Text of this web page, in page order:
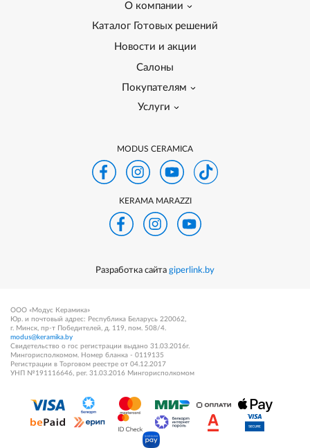
О компании
Каталог Готовых решений
Новости и акции
Салоны
Покупателям
Услуги
MODUS CERAMICA
KERAMA MARAZZI
Разработка сайта giperlink.by
ООО «Модус Керамика»
Юр. и почтовый адрес: Республика Беларусь 220062,
г. Минск, пр-т Победителей, д. 119, пом. 508/4.
modus@keramika.by
Свидетельство о гос регистрации выдано 31.03.2016г.
Мингорисполкомом. Номер бланка - 0119135
Регистрации в Торговом реестре от 04.12.2017
УНП №191116646, рег. 31.03.2016 Мингорисполкомом